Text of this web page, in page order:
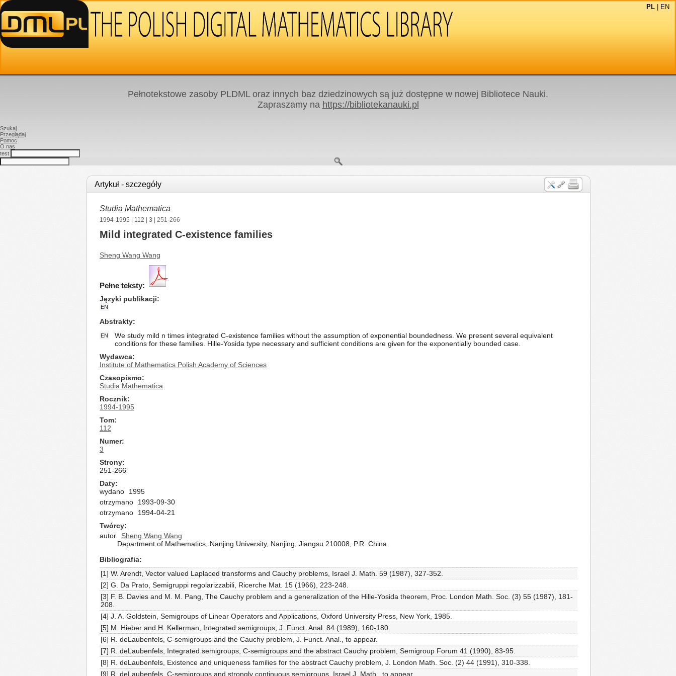
PL EN
Pełnotekstowe zasoby PLDML oraz innych baz dziedzinowych są już dostępne w nowej Bibliotece Nauki.
Zapraszamy na https://bibliotekanauki.pl
Szukaj
Przeglądaj
Pomoc
O nas
test
Artykuł - szczegóły
Studia Mathematica
1994-1995 112 3 | 251-266
Mild integrated C-existence families
Sheng Wang Wang
Pełne teksty:
Języki publikacji
EN
Abstrakty
EN
We study mild n times integrated C-existence families without the assumption of exponential boundedness. We present several equivalent
conditions for these families. Hille-Yosida type necessary and sufficient conditions are given for the exponentially bounded case.
Wydawca
Institute of Mathematics Polish Academy of Sciences
Czasopismo
Studia Mathematica
Rocznik
1994-1995
Tom
112
Numer
3
Strony
251-266
Daty
wydano
1995
otrzymano
1993-09-30
otrzymano
1994-04-21
Twórcy
autor
Sheng Wang Wang
Department of Mathematics, Nanjing University, Nanjing, Jiangsu 210008, P.R. China
Bibliografia
[1] W. Arendt, Vector valued Laplaced transforms and Cauchy problems, Israel J. Math. 59 (1987), 327-352.
[2] G. Da Prato, Semigruppi regolarizzabili, Ricerche Mat. 15 (1966), 223-248.
[3] F. B. Davies and M. M. Pang, The Cauchy problem and a generalization of the Hille-Yosida theorem, Proc. London Math. Soc. (3) 55 (1987), 181-
208.
[4] J. A. Goldstein, Semigroups of Linear Operators and Applications, Oxford University Press, New York, 1985.
[5] M. Hieber and H. Kellerman, Integrated semigroups, J. Funct. Anal. 84 (1989), 160-180.
[6] R. deLaubenfels, C-semigroups and the Cauchy problem, J. Funct. Anal., to appear.
[7] R. deLaubenfels, Integrated semigroups, C-semigroups and the abstract Cauchy problem, Semigroup Forum 41 (1990), 83-95.
[8] R. deLaubenfels, Existence and uniqueness families for the abstract Cauchy problem, J. London Math. Soc. (2) 44 (1991), 310-338.
[9] R. deLaubenfels, C-semigroups and strongly continuous semigroups, Israel J. Math., to appear.